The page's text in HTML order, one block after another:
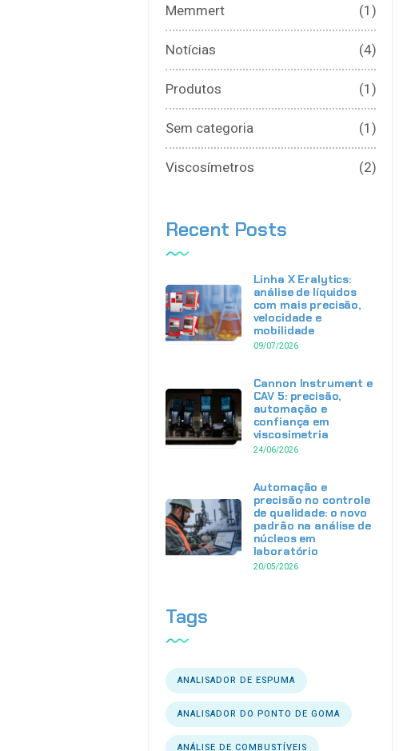
Memmert
(1)
Notícias
(4)
Produtos
(1)
Sem categoria
(1)
Viscosímetros
(2)
Recent Posts
Linha X Eralytics:
análise de líquidos
com mais precisão,
velocidade e
mobilidade
09/07/2026
Cannon Instrument e
CAV 5: precisão,
automação e
confiança em
viscosimetria
24/06/2026
Automação e
precisão no controle
de qualidade: o novo
padrão na análise de
núcleos em
laboratório
20/05/2026
Tags
ANALISADOR DE ESPUMA
ANALISADOR DO PONTO DE GOMA
ANÁLISE DE COMBUSTÍVEIS